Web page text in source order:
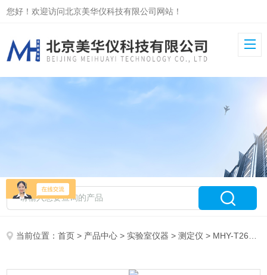
您好！欢迎访问北京美华仪科技有限公司网站！
当前位置：首页 > 产品中心 > 实验室仪器 >测定仪 > MHY-T265A全自动运动粘度测定仪